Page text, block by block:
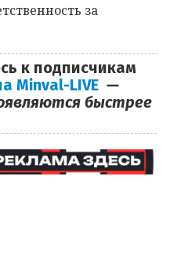
за
к подписчикам
Minval-LIVE —
быстрее